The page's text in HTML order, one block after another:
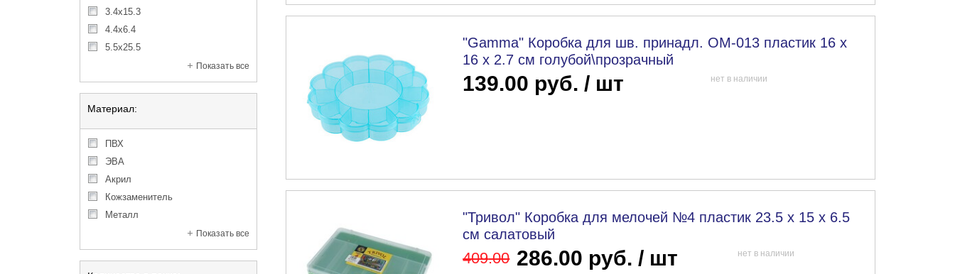
3.4x15.3
4.4x6.4
5.5x25.5
Показать все
Материал:
ПВХ
ЭВА
акрил
кожзаменитель
металл
Показать все
"Gamma" Коробка для шв. принадл. OM-013 пластик 16 x
16 x 2.7 см голубой\прозрачный
139.00 руб. / шт нет в наличии
"Тривол" Коробка для мелочей №4 пластик 23.5 x 15 x 6.5
см салатовый
409.00 286.00 руб. / шт нет в наличии